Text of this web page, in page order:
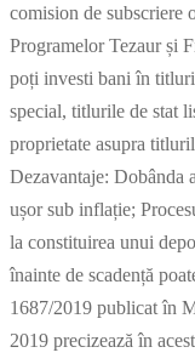
comision de subscriere
Programelor Tezaur și
poți investi bani în
special, titlurile de stat
proprietate asupra
Dezavantaje: Dobânda
ușor sub inflație;
la constituirea unui
înainte de scadență
1687/2019 publicat în
2019 precizează în